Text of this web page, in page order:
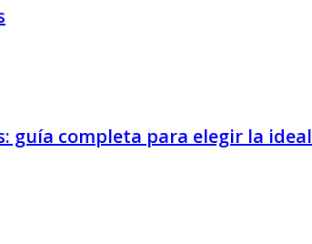
guía completa para elegir la ideal